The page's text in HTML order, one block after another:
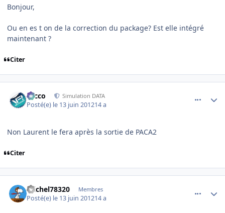
Bonjour,
Ou en es t on de la correction du package? Est elle intégré
maintenant ?
Citer
Nicco Simulation DATA
Posté(e) le 13 juin 201214 a
Non Laurent le fera après la sortie de PACA2
Citer
michel78320 Membres
Posté(e) le 13 juin 201214 a